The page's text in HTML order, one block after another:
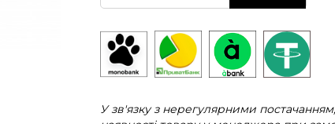
У зв'язку з нерегулярними